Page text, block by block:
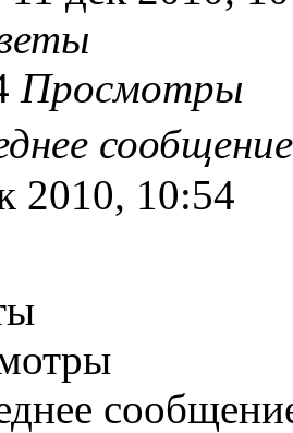
Просмотры
2010, 10:54